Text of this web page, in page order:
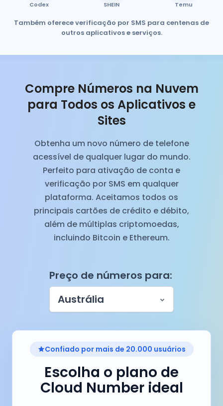
Codex SHEIN Temu
Também oferece verificação por SMS para centenas de
outros aplicativos e serviços.
Compre Números na Nuvem
para Todos os Aplicativos e
Sites
Obtenha um novo número de telefone
acessível de qualquer lugar do mundo.
Perfeito para ativação de conta e
verificação por SMS em qualquer
plataforma. Aceitamos todos os
principais cartões de crédito e débito,
além de múltiplas criptomoedas,
incluindo Bitcoin e Ethereum.
Preço de números para:
Austrália
Confiado por mais de 20.000 usuários
Escolha o plano de
Cloud Number ideal